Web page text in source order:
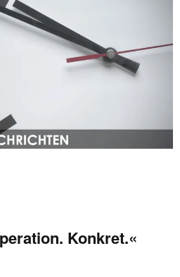
Konkret.«